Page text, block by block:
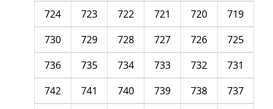
719
720
721
722
723
724
725
726
727
728
729
730
731
732
733
734
735
736
737
738
739
740
741
742